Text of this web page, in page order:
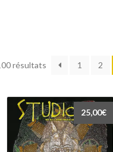
résultatsTrié
récent
au
plus
ancien
1 2
25,00€